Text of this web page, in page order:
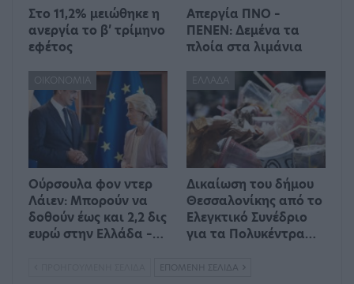
Στο 11,2% μειώθηκε η
ανεργία το β’ τρίμηνο
εφέτος
Απεργία ΠΝΟ –
ΠΕΝΕΝ: Δεμένα τα
πλοία στα λιμάνια
ΟΙΚΟΝΟΜΊΑ
Ούρσουλα φον ντερ
Λάιεν: Μπορούν να
δοθούν έως και 2,2 δις
ευρώ στην Ελλάδα –…
ΕΛΛΆΔΑ
Δικαίωση του δήμου
Θεσσαλονίκης από το
Ελεγκτικό Συνέδριο
για τα Πολυκέντρα…
ΕΠΌΜΕΝΗ ΣΕΛΊΔΑ